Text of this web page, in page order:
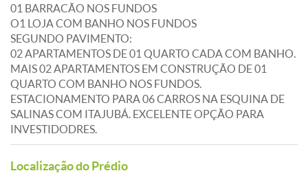
01 BARRACÃO NOS FUNDOS
O1 LOJA COM BANHO NOS FUNDOS
SEGUNDO PAVIMENTO:
02 APARTAMENTOS DE 01 QUARTO CADA COM BANHO.
MAIS 02 APARTAMENTOS EM CONSTRUÇÃO DE 01
QUARTO COM BANHO NOS FUNDOS.
ESTACIONAMENTO PARA 06 CARROS NA ESQUINA DE
SALINAS COM ITAJUBÁ. EXCELENTE OPÇÃO PARA
INVESTIDODRES.
Localização do Prédio